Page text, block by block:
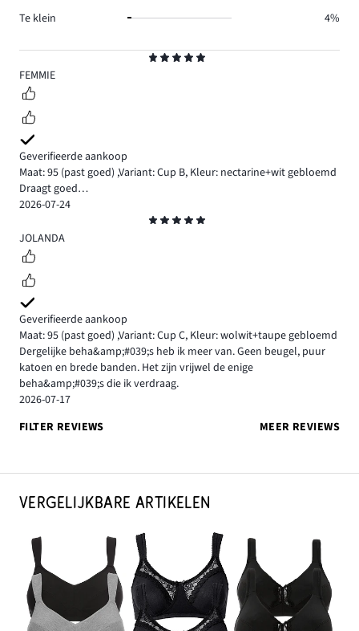
5
FEMMIE
Geverifieerde aankoop
Maat: 95 (past goed) ,Variant: Cup B, Kleur: nectarine+wit gebloemd
Draagt goed…
2026-07-24
5
JOLANDA
Geverifieerde aankoop
Maat: 95 (past goed) ,Variant: Cup C, Kleur: wolwit+taupe gebloemd
Dergelijke beha&amp;#039;s heb ik meer van. Geen beugel, puur
katoen en brede banden. Het zijn vrijwel de enige
beha&amp;#039;s die ik verdraag.
2026-07-17
FILTER REVIEWS
MEER REVIEWS
Te klein
4%
VERGELIJKBARE ARTIKELEN